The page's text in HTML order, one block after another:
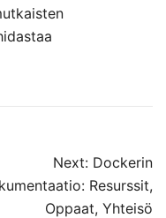
Next: Dockerin
Resurssit,
Oppaat, Yhteisö